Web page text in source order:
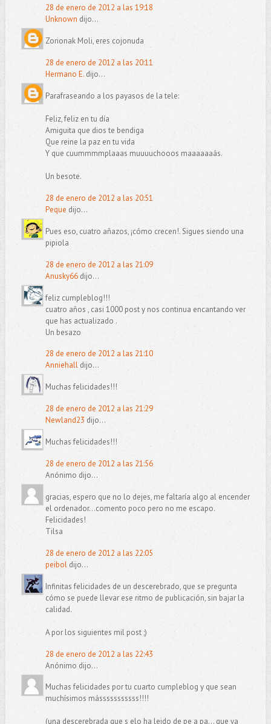
28 de enero de 2012 a las 19:18
Unknown dijo...
Zorionak Moli, eres cojonuda
28 de enero de 2012 a las 20:11
Hermano E.dijo...
Parafraseando a los payasos de la tele:
Feliz, feliz en tu día
Amiguita que dios te bendiga
Que reine la paz en tu vida
Y que cuummmmplaaas muuuuchooos maaaaaaás.
Un besote.
28 de enero de 2012 a las 20:51
Peque dijo...
Pues eso, cuatro añazos, ¡cómo crecen!. Sigues siendo una
pipiola
28 de enero de 2012 a las 21:09
Anusky66dijo...
feliz cumpleblog!!!
cuatro años , casi 1000 post y nos continua encantando ver
que has actualizado .
Un besazo
28 de enero de 2012 a las 21:10
Anniehalldijo...
Muchas felicidades!!!
28 de enero de 2012 a las 21:29
Newland23 dijo...
Muchas felicidades!!!
28 de enero de 2012 a las 21:56
Anónimo dijo...
gracias, espero que no lo dejes, me faltaría algo al encender
el ordenador...comento poco pero no me escapo.
Felicidades!
Tilsa
28 de enero de 2012 a las 22:05
peiboldijo...
Infinitas felicidades de un descerebrado, que se pregunta
cómo se puede llevar ese ritmo de publicación, sin bajar la
calidad.
A por los siguientes mil post ;)
28 de enero de 2012 a las 22:43
Anónimo dijo...
Muchas felicidades por tu cuarto cumpleblog y que sean
muchísimos másssssssssss!!!!
(una descerebrada que s elo ha leido de pe a pa... que ya